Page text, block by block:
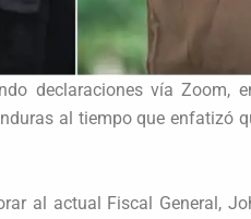
declaraciones vía Zoom,
al tiempo que enfatizó
al actual Fiscal General,